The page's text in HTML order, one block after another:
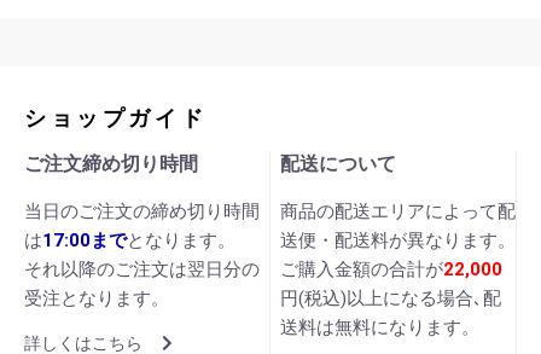
ショップガイド
ご注文締め切り時間
当日のご注文の締め切り時間
は17:00までとなります。
それ以降のご注文は翌日分の
受注となります。
詳しくはこちら
配送について
商品の配送エリアによって配
送便・配送料が異なります。
ご購入金額の合計が22,000
円(税込)以上になる場合､配
送料は無料になります。